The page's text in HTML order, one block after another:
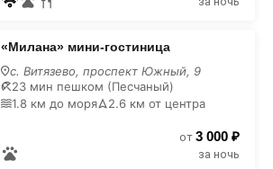
«Милана» мини-гостиница
с. Витязево, проспект Южный, 9
23 мин пешком (Песчаный)
1.8 км до моря
2.6 км от центра
от 3 000 ₽
за ночь